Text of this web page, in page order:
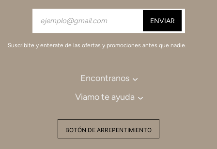
Suscribite y enterate de las ofertas y promociones antes que nadie.
Encontranos
Viamo te ayuda
BOTÓN DE ARREPENTIMIENTO